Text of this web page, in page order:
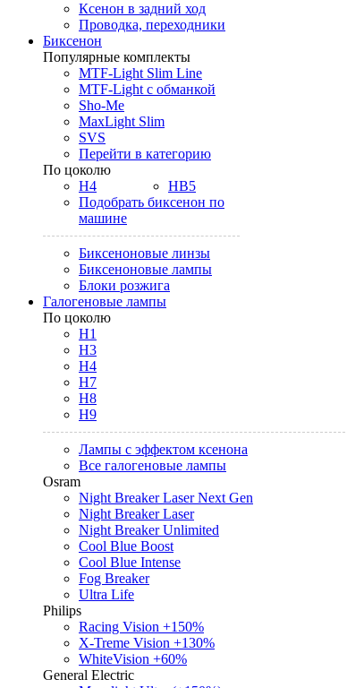
Ксенон в задний ход
Проводка, переходники
Биксенон
Популярные комплекты
MTF-Light Slim Line
MTF-Light с обманкой
Sho-Me
MaxLight Slim
SVS
Перейти в категорию
По цоколю
H4
HB5
Подобрать биксенон по
машине
Биксеноновые линзы
Биксеноновые лампы
Блоки розжига
Галогеновые лампы
По цоколю
H1
H3
H4
H7
H8
H9
Лампы с эффектом ксенона
Все галогеновые лампы
Osram
Night Breaker Laser Next Gen
Night Breaker Laser
Night Breaker Unlimited
Cool Blue Boost
Cool Blue Intense
Fog Breaker
Ultra Life
Philips
Racing Vision +150%
X-Treme Vision +130%
WhiteVision +60%
General Electric